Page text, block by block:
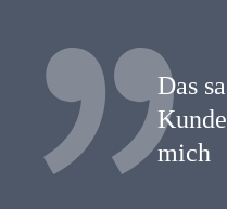
Das
mich